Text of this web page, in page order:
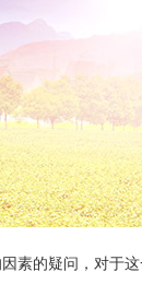
素的疑问，对于